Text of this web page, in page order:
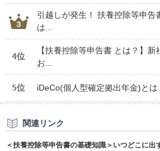
引越しが発生！ 扶養控除等申告
は...
4位
【扶養控除等申告書 とは？】
お...
5位 iDeCo(個人型確定拠出年金)とは
関連リンク
＜扶養控除等申告書の基礎知識＞いつどこに出